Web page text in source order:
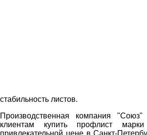
стабильность листов.
Производственная компания "Союз"
клиентам купить профлист
привлекательной цене в Санкт-